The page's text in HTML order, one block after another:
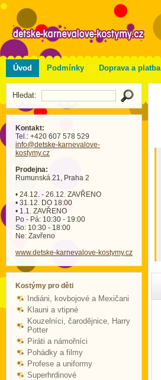
Úvod Podmínky Doprava a platba
Hledat:
Kontakt:
Tel.: +420 607 578 529
info@detske-karnevalove-
kostymy.cz
Prodejna:
Rumunská 21, Praha 2
• 24.12. - 26.12. ZAVŘENO
• 31.12. DO 18:00
• 1.1. ZAVŘENO
Po - Pá: 10:30 - 19:00
So: 10:30 - 18:00
Ne: Zavřeno
www.detske-karnevalove-kostymy.cz
Kostýmy pro děti
Indiáni, kovbojové a Mexičani
Klauni a vtipné
Kouzelníci, čarodějnice, Harry
Potter
Piráti a námořníci
Pohádky a filmy
Profese a uniformy
Superhrdinové